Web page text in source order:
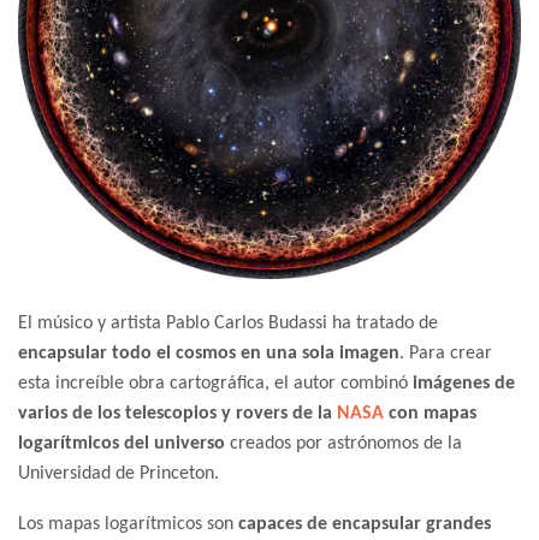
El músico y artista Pablo Carlos Budassi ha tratado de
encapsular todo el cosmos en una sola imagen. Para crear
esta increíble obra cartográfica, el autor combinó imágenes de
varios de los telescopios y rovers de la NASA con mapas
logarítmicos del universo creados por astrónomos de la
Universidad de Princeton.
Los mapas logarítmicos son capaces de encapsular grandes